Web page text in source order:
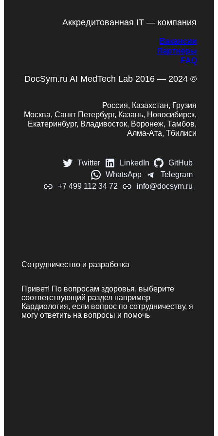
Аккредитованная IT — компания
Вакансии
Партнеры
FAQ
DocSym.ru AI MedTech Lab 2016 — 2024 ©
Россия, Казахстан, Грузия
Москва, Санкт Петербург, Казань, Новосибирск,
Екатеринбург, Владивосток, Воронеж, Тамбов,
Алма-Ата, Тбилиси
Twitter LinkedIn
GitHub
WhatsApp
Telegram
+7 499 112 34 72
info@docsym.ru
Сотрудничество и разработка
Привет! По вопросам здоровья, выберите
соответствующий раздел например
Кардиология, если вопрос по сотрудничеству, я
могу ответить на вопросы и помочь